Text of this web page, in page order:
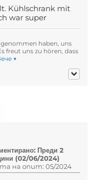
Kühlschrank mit
war super
genommen haben, uns
freut uns zu hören, dass
▼
Преди 2
(02/06/2024)
на опит: 05/2024